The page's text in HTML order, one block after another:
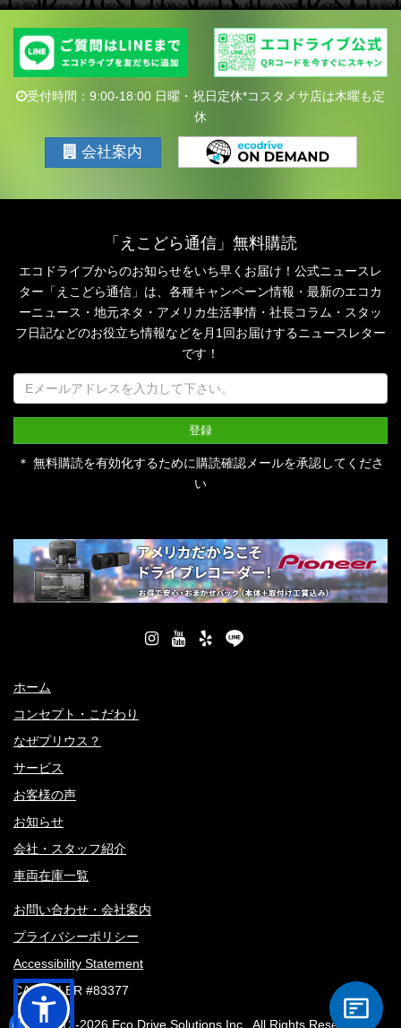
受付時間：9:00-18:00 日曜・祝日定休*コスタメサ店は木曜も定
休
会社案内
「えこどら通信」無料購読
エコドライブからのお知らせをいち早くお届け！公式ニュースレ
ター「えこどら通信」は、 各種キャンペーン情報・最新のエコカ
ーニュース・地元ネタ・アメリカ生活事情・社長コラム・ スタッ
フ日記などのお役立ち情報などを月1回お届けするニュースレター
です！
＊ 無料購読を有効化するために購読確認メールを承認してくださ
い
ホーム
コンセプト・こだわり
なぜプリウス？
サービス
お客様の声
お知らせ
会社・スタッフ紹介
車両在庫一覧
お問い合わせ・会社案内
プライバシーポリシー
Accessibility Statement
CA DEALER #83377
© 2012-2026 Eco Drive Solutions Inc., All Rights Reserved.